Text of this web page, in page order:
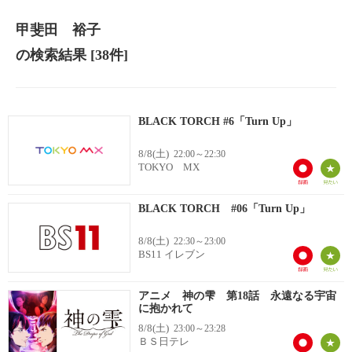
甲斐田 裕子
の検索結果[38件]
BLACK TORCH #6「Turn Up」
8/8(土) 22:00～22:30
TOKYO MX
BLACK TORCH #06「Turn Up」
8/8(土) 22:30～23:00
BS11 イレブン
アニメ 神の雫 第18話 永遠なる宇宙
に抱かれて
8/8(土) 23:00～23:28
ＢＳ日テレ